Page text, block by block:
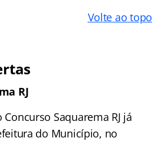
Volte ao topo
RJ
Saquarema RJ já
do Município, no